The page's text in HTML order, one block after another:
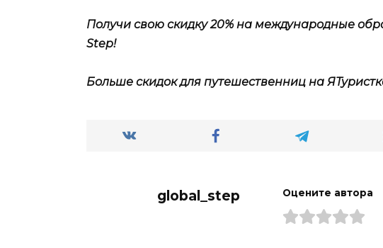
Получи свою скидку 20% на международные
Step!
Больше скидок для путешественниц на
global_step Оцените автора